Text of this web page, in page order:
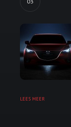
LEES MEER